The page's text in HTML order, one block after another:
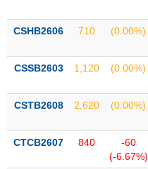
CSHB2606 710 (0.00%)
CSSB2603 1,120 (0.00%)
CSTB2608 2,620 (0.00%)
CTCB2607 840
-60
(-6.67%)
CÔNG